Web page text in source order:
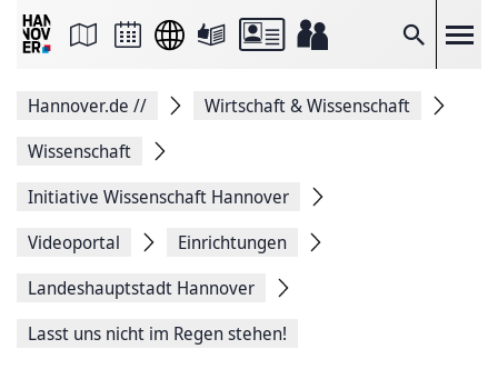
Suche
Seite
Facebook
teilen
Seitenlink
Seite
Hannover.de //
Wirtschaft & Wissenschaft
Wissenschaft
Initiative Wissenschaft Hannover
Videoportal
Einrichtungen
Landeshauptstadt Hannover
Lasst uns nicht im Regen stehen!